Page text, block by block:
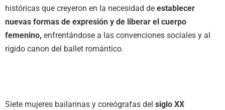
históricas que creyeron en la necesidad de establecer
nuevas formas de expresión y de liberar el cuerpo
femenino, enfrentándose a las convenciones sociales y al
rígido canon del ballet romántico.
Siete mujeres bailarinas y coreógrafas del siglo XX